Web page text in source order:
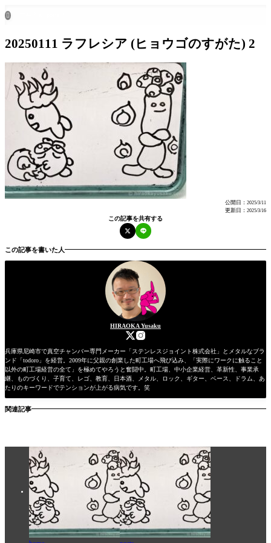

20250111 ラフレシア (ヒョウゴのすがた) 2
公開日： 2025/3/11
更新日： 2025/3/16
この記事を共有する
この記事を書いた人
HIRAOKA Yusaku
兵庫県尼崎市で真空チャンバー専門メーカー「ステンレスジョイント株式会社」とメタルなブラ
ンド「todoro」を経営。2009年に父親の創業した町工場へ飛び込み、「実際にワークに触ること
以外の町工場経営の全て」を極めてやろうと奮闘中。町工場、中小企業経営、革新性、事業承
継、ものづくり、子育て、レゴ、教育、日本酒、メタル、ロック、ギター、ベース、ドラム、あ
たりのキーワードでテンションが上がる病気です。笑
関連記事